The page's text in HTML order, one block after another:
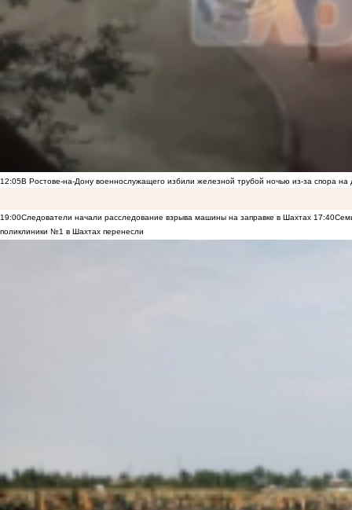
12:05В Ростове-на-Дону военнослужащего избили железной трубой ночью из-за спора на
19:00Следователи начали расследование взрыва машины на заправке в Шахтах 17:40
поликлиники №1 в Шахтах перенесли